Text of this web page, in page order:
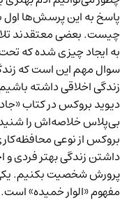
پاسخ به این پرسش‌ها اول
چیست. بعضی معتقدند
به ایجاد چیزی شده که
سوال مهم این است که
زندگی اخلاقی داشته
دیوید بروکس در کتاب
بی‌پلاسخلاصه‌اش را
بروکس از نوعی
داشتن زندگی بهتر فردی
پرورش شخصیت بکنیم.
مفهوم «الوار خمیده»